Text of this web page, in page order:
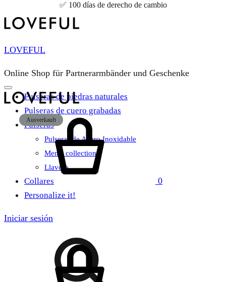
✅ 100 días de derecho de cambio
LOVEFUL
Online Shop für Partnerarmbänder und Geschenke
Pulseras de piedras naturales
Pulseras de cuero grabadas
Pulseras
Pulseras de Acero Inoxidable
Men’s collection
Llavero
Collares
Personalize it!
Iniciar sesión
0
Ausverkauft